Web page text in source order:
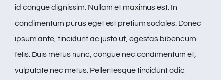
id congue dignissim. Nullam et maximus est. In
condimentum purus eget est pretium sodales. Donec
ipsum ante, tincidunt ac justo ut, egestas bibendum
felis. Duis metus nunc, congue nec condimentum et,
vulputate nec metus. Pellentesque tincidunt odio